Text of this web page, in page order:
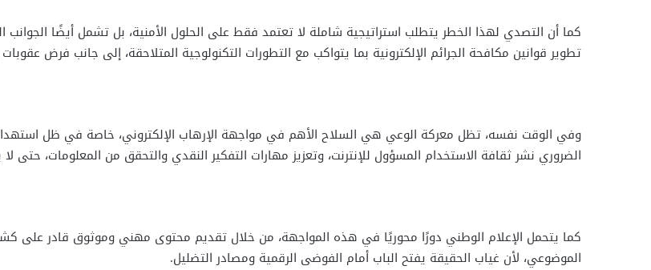
كما أن التصدي لهذا الخطر يتطلب استراتيجية شاملة لا تعتمد فقط على الحلول الأمنية، بل تشمل أيضًا الجوانب
تطوير قوانين مكافحة الجرائم الإلكترونية بما يتواكب مع التطورات التكنولوجية المتلاحقة، إلى جانب فرض
وفي الوقت نفسه، تظل معركة الوعي هي السلاح الأهم في مواجهة الإرهاب الإلكتروني، خاصة في ظل استهداف
الضروري نشر ثقافة الاستخدام المسؤول للإنترنت، وتعزيز مهارات التفكير النقدي والتحقق من المعلومات،
كما يتحمل الإعلام الوطني دورًا محوريًا في هذه المواجهة، من خلال تقديم محتوى مهني وموثوق قادر على
الموضوعي، لأن غياب الحقيقة يفتح الباب أمام الفوضى الرقمية ومصادر التضليل.